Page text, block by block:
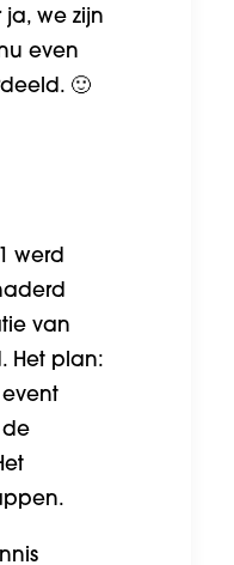
we zijn
even
🙂
werd
van
Het plan:
de